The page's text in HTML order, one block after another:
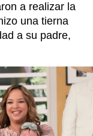
a realizar la
una tierna
a su padre,